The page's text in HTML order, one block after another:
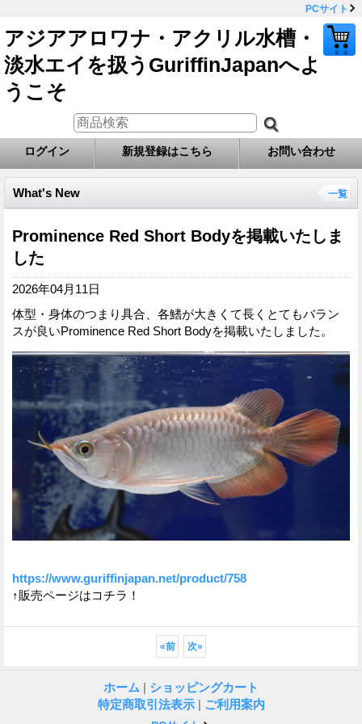
PCサイト
アジアアロワナ・アクリル水槽・
淡水エイを扱うGuriffinJapanへよ
うこそ
ログイン 新規登録はこちら お問い合わせ
What's New 一覧
Prominence Red Short Bodyを掲載いたしま
した
2026年04月11日
体型・身体のつまり具合、各鰭が大きくて長くとてもバラン
スが良いProminence Red Short Bodyを掲載いたしました。
https://www.guriffinjapan.net/product/758
↑販売ページはコチラ！
«前 次»
ホーム | ショッピングカート
特定商取引法表示 | ご利用案内